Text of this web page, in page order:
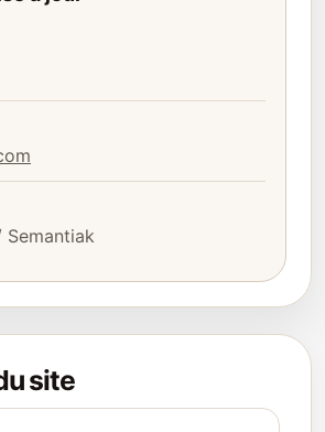
Semantiak
site